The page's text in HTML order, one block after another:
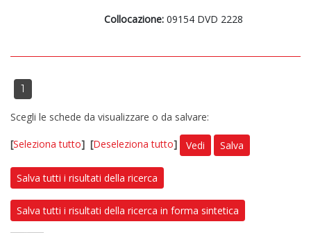
Collocazione: 09154 DVD 2228
1
Scegli le schede da visualizzare o da salvare:
[Seleziona tutto] [Deseleziona tutto] Vedi Salva
Salva tutti i risultati della ricerca
Salva tutti i risultati della ricerca in forma sintetica